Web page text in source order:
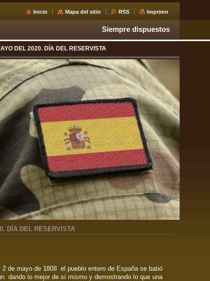
Inicio Mapa del sitio RSS Imprimir
Siempre dispuestos
DEL 2020. DÍA DEL RESERVISTA
DÍA DEL RESERVISTA
2 de mayo de 1808 el pueblo entero de España se batió
dando lo mejor de sí mismo y demostrando lo que una